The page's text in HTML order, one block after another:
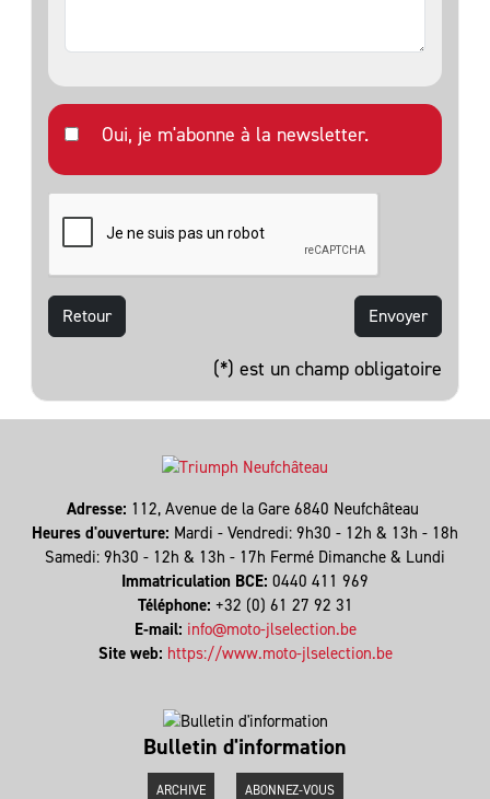
Oui, je m'abonne à la newsletter.
Retour
(*) est un champ obligatoire
Adresse: 112, Avenue de la Gare 6840 Neufchâteau
Heures d'ouverture: Mardi - Vendredi: 9h30 - 12h & 13h - 18h
Samedi: 9h30 - 12h & 13h - 17h Fermé Dimanche & Lundi
Immatriculation BCE: 0440 411 969
Téléphone: +32 (0) 61 27 92 31
E-mail: info@moto-jlselection.be
Site web: https://www.moto-jlselection.be
Bulletin d'information
ARCHIVE ABONNEZ-VOUS